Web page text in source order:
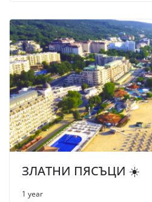
ЗЛАТНИ ПЯСЪЦИ ☀️
1 year